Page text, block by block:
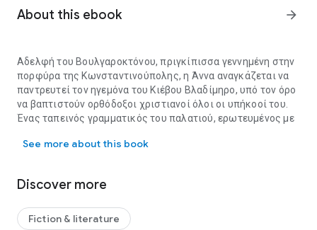
About this ebook arrow_forward
Αδελφή του Βουλγαροκτόνου, πριγκίπισσα γεννημένη στην
πορφύρα της Κωνσταντινούπολης, η Άννα αναγκάζεται να
παντρευτεί τον ηγεμόνα του Κιέβου Βλαδίμηρο, υπό τον όρο
να βαπτιστούν ορθόδοξοι χριστιανοί όλοι οι υπήκοοί του.
Ένας ταπεινός γραμματικός του παλατιού, ερωτευμένος με
και κατόπιν στη νέα της πατρίδα. Στα γεράματά του
μέχρι τη ζωή στο φτωχό και παγωμένο Κίεβο. Πώς
πειρασμούς και στους κινδύνους της εξουσίας και πώς
See more about this book
Discover more
Fiction & literature